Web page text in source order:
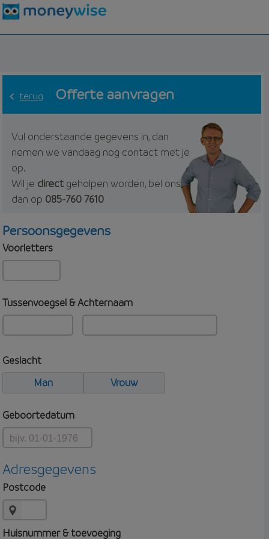
terug Offerte aanvragen
Vul onderstaande gegevens in, dan
nemen we vandaag nog contact met je
op.
Wil je directgeholpen worden, bel ons
dan op 085-760 7610
Persoonsgegevens
Voorletters
Tussenvoegsel & Achternaam
Geslacht
Man
Vrouw
Geboortedatum
Adresgegevens
Postcode
Huisnummer & toevoeging